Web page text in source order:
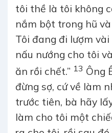
tôi thề là tôi không
nắm bột trong hũ
Tôi đang đi lượm
nấu nướng cho tôi
ăn rồi chết.” 13 Ông
đừng sợ, cứ về làm
trước tiên, bà hãy
làm cho tôi một